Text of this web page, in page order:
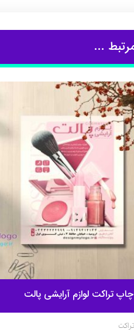
...
تراکت لوازم آرایشی پالت